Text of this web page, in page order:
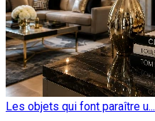
Les objets qui font paraître u...